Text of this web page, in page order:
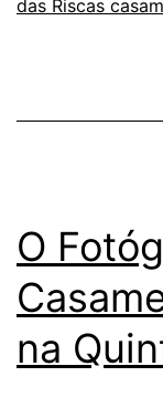
das Riscas
O
na